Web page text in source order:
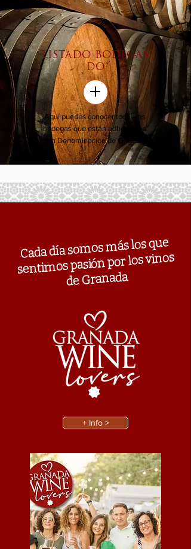
LISTADO BODEGAS
DO
+
Aquí puedes conocer todas las
bodegas que están adheridas a
la Denominación de Origen
Cada día somos más los que
sentimos pasión por los vinos
de Granada
+ Info >